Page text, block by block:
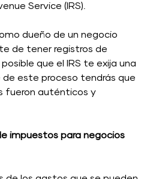
Service (IRS).
dueño de un negocio
de tener registros de
que el IRS te exija una
este proceso tendrás que
fueron auténticos y
impuestos para negocios